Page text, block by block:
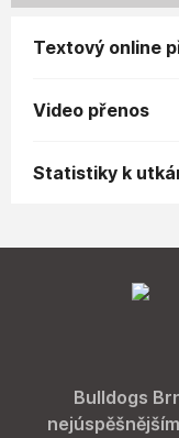
Textový online
Video přenos
Statistiky k
Bulldogs